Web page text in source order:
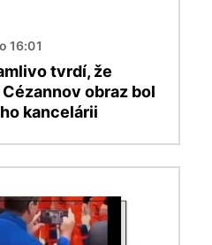
16:01
tvrdí, že
obraz bol
kancelárii